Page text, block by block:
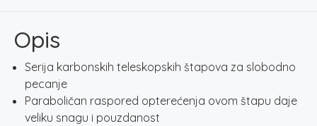
Opis
Serija karbonskih teleskopskih štapova za slobodno
pecanje
Paraboličan raspored opterećenja ovom štapu daje
veliku snagu i pouzdanost